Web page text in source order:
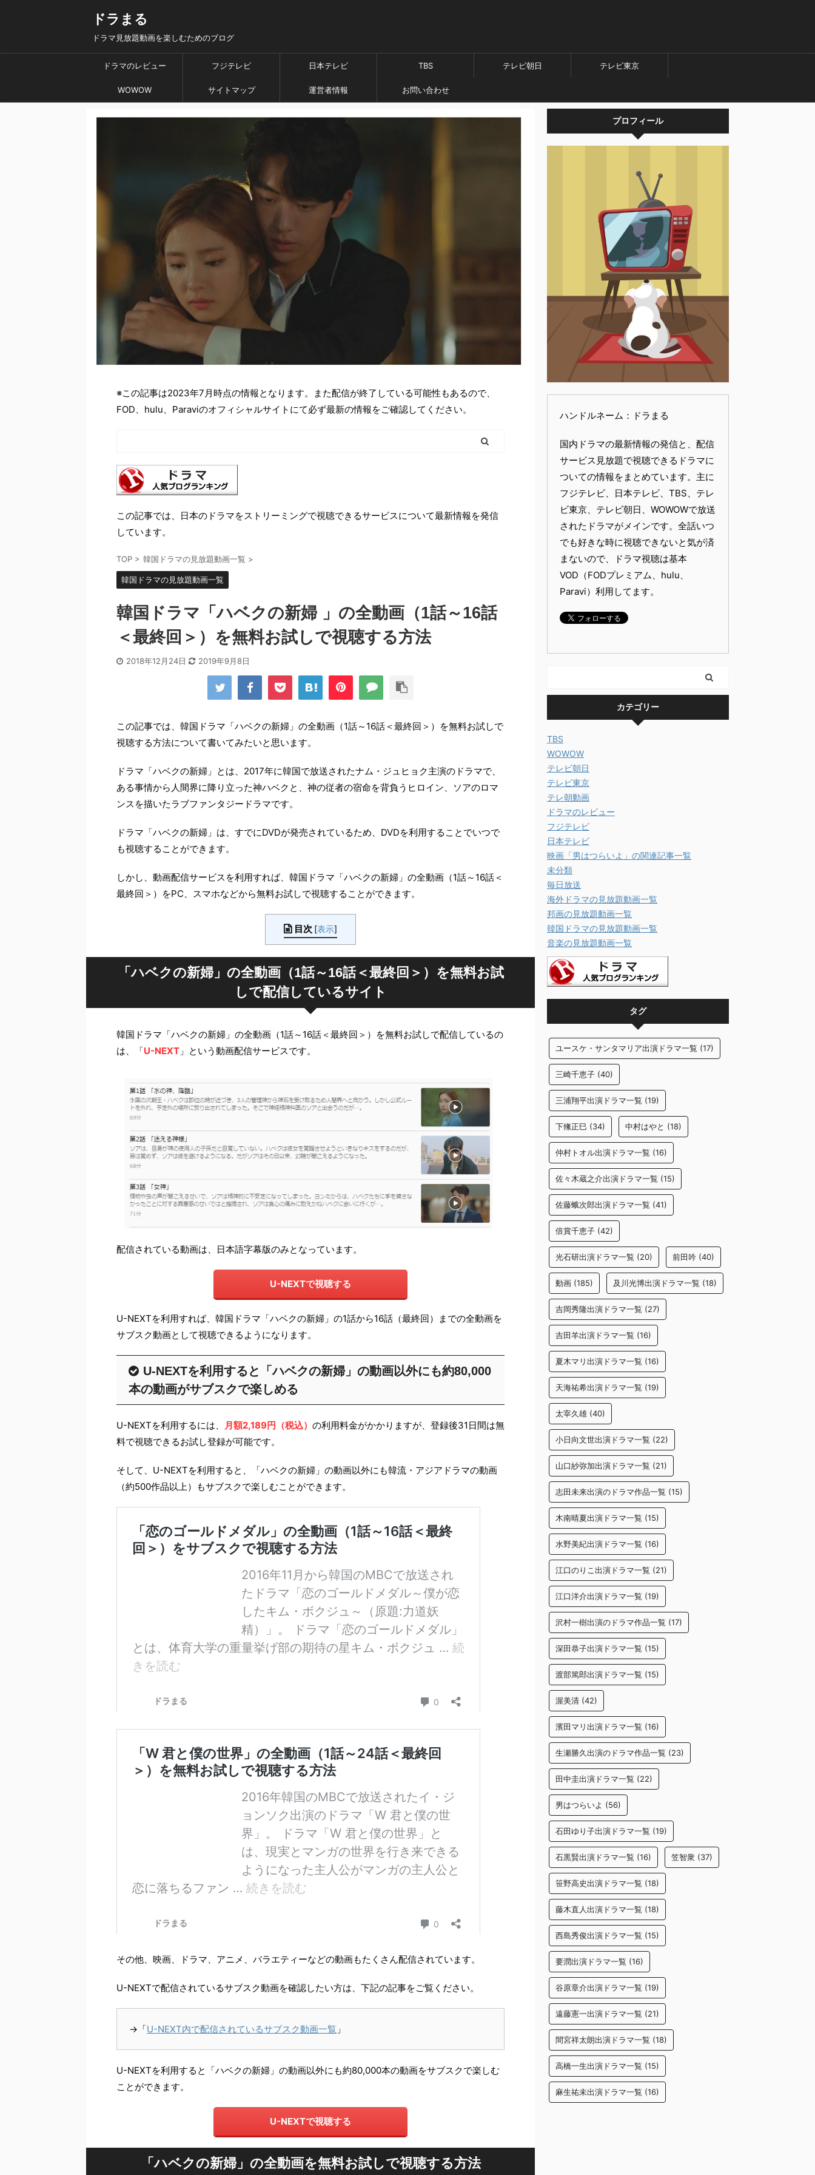
ドラまる
ドラマ見放題動画を楽しむためのブログ
ドラマのレビュー フジテレビ 日本テレビ TBS テレビ朝日 テレビ東京
WOWOW サイトマップ 運営者情報 お問い合わせ
※この記事は2023年7月時点の情報となります。また配信が終了している可能性もあるので、
FOD、hulu、Paraviのオフィシャルサイトにて必ず最新の情報をご確認してください。
この記事では、日本のドラマをストリーミングで視聴できるサービスについて最新情報を発信
しています。
TOP > 韓国ドラマの見放題動画一覧 >
韓国ドラマの見放題動画一覧
韓国ドラマ「ハベクの新婦 」の全動画（1話～16話
＜最終回＞）を無料お試しで視聴する方法
2018年12月24日 2019年9月8日
この記事では、韓国ドラマ「ハベクの新婦」の全動画（1話～16話＜最終回＞）を無料お試しで
視聴する方法について書いてみたいと思います。
ドラマ「ハベクの新婦」とは、2017年に韓国で放送されたナム・ジュヒョク主演のドラマで、
ある事情から人間界に降り立った神ハベクと、神の従者の宿命を背負うヒロイン、ソアのロマ
ンスを描いたラブファンタジードラマです。
ドラマ「ハベクの新婦」は、すでにDVDが発売されているため、DVDを利用することでいつで
も視聴することができます。
しかし、動画配信サービスを利用すれば、韓国ドラマ「ハベクの新婦」の全動画（1話～16話＜
最終回＞）をPC、スマホなどから無料お試しで視聴することができます。
目次 [表示]
「ハベクの新婦」の全動画（1話～16話＜最終回＞）を無料お試
しで配信しているサイト
韓国ドラマ「ハベクの新婦」の全動画（1話～16話＜最終回＞）を無料お試しで配信しているの
は、「U-NEXT 」という動画配信サービスです。
配信されている動画は、日本語字幕版のみとなっています。
U-NEXTで視聴する
U-NEXTを利用すれば、韓国ドラマ「ハベクの新婦」の1話から16話（最終回）までの全動画を
サブスク動画として視聴できるようになります。
U-NEXTを利用すると「ハベクの新婦」の動画以外にも約80,000
本の動画がサブスクで楽しめる
U-NEXTを利用するには、 月額2,189円（税込） の利用料金がかかりますが、登録後31日間は無
料で視聴できるお試し登録が可能です。
そして、U-NEXTを利用すると、「ハベクの新婦」の動画以外にも韓流・アジアドラマの動画
（約500作品以上）もサブスクで楽しむことができます。
その他、映画、ドラマ、アニメ、バラエティーなどの動画もたくさん配信されています。
U-NEXTで配信されているサブスク動画を確認したい方は、下記の記事をご覧ください。
→「U-NEXT内で配信されているサブスク動画一覧 」
U-NEXTを利用すると「ハベクの新婦」の動画以外にも約80,000本の動画をサブスクで楽しむ
ことができます。
U-NEXTで視聴する
「ハベクの新婦」の全動画を無料お試しで視聴する方法
プロフィール
ハンドルネーム：ドラまる
国内ドラマの最新情報の発信と、配信
サービス見放題で視聴できるドラマに
ついての情報をまとめています。主に
フジテレビ、日本テレビ、TBS、テレ
ビ東京、テレビ朝日、WOWOWで放送
されたドラマがメインです。全話いつ
でも好きな時に視聴できないと気が済
まないので、ドラマ視聴は基本
VOD（FODプレミアム、hulu、
Paravi）利用してます。
カテゴリー
TBS
WOWOW
テレビ朝日
テレビ東京
テレ朝動画
ドラマのレビュー
フジテレビ
日本テレビ
映画「男はつらいよ」の関連記事一覧
未分類
毎日放送
海外ドラマの見放題動画一覧
邦画の見放題動画一覧
韓国ドラマの見放題動画一覧
音楽の見放題動画一覧
タグ
ユースケ・サンタマリア出演ドラマ一覧 (17)
三崎千恵子 (40)
三浦翔平出演ドラマ一覧 (19)
下絛正巳 (34) 中村はやと (18)
仲村トオル出演ドラマ一覧 (16)
佐々木蔵之介出演ドラマ一覧 (15)
佐藤蛾次郎出演ドラマ一覧 (41)
倍賞千恵子 (42)
光石研出演ドラマ一覧 (20) 前田吟 (40)
動画 (185) 及川光博出演ドラマ一覧 (18)
吉岡秀隆出演ドラマ一覧 (27)
吉田羊出演ドラマ一覧 (16)
夏木マリ出演ドラマ一覧 (16)
天海祐希出演ドラマ一覧 (19)
太宰久雄 (40)
小日向文世出演ドラマ一覧 (22)
山口紗弥加出演ドラマ一覧 (21)
志田未来出演のドラマ作品一覧 (15)
木南晴夏出演ドラマ一覧 (15)
水野美紀出演ドラマ一覧 (16)
江口のりこ出演ドラマ一覧 (21)
江口洋介出演ドラマ一覧 (19)
沢村一樹出演のドラマ作品一覧 (17)
深田恭子出演ドラマ一覧 (15)
渡部篤郎出演ドラマ一覧 (15)
渥美清 (42)
濱田マリ出演ドラマ一覧 (16)
生瀬勝久出演のドラマ作品一覧 (23)
田中圭出演ドラマ一覧 (22)
男はつらいよ (56)
石田ゆり子出演ドラマ一覧 (19)
石黒賢出演ドラマ一覧 (16) 笠智衆 (37)
笹野高史出演ドラマ一覧 (18)
藤木直人出演ドラマ一覧 (18)
西島秀俊出演ドラマ一覧 (15)
要潤出演ドラマ一覧 (16)
谷原章介出演ドラマ一覧 (19)
遠藤憲一出演ドラマ一覧 (21)
間宮祥太朗出演ドラマ一覧 (18)
高橋一生出演ドラマ一覧 (15)
麻生祐未出演ドラマ一覧 (16)